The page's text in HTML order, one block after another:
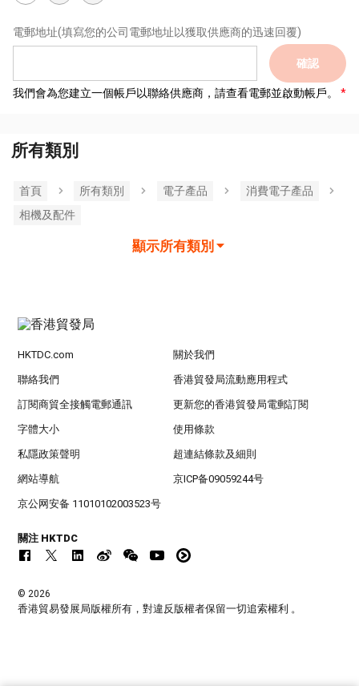
電郵地址(填寫您的公司電郵地址以獲取供應商的迅速回覆)
確認
我們會為您建立一個帳戶以聯絡供應商，請查看電郵並啟動帳戶。
所有類別
首頁 所有類別 電子產品
消費電子產品
相機及配件
顯示所有類別
HKTDC.com 關於我們
聯絡我們 香港貿發局流動應用程式
訂閱商貿全接觸電郵通訊 更新您的香港貿發局電郵訂閱
字體大小 使用條款
私隱政策聲明 超連結條款及細則
網站導航 京ICP备09059244号
京公网安备 11010102003523号
關注 HKTDC
© 2026
香港貿易發展局版權所有，對違反版權者保留一切追索權利 。